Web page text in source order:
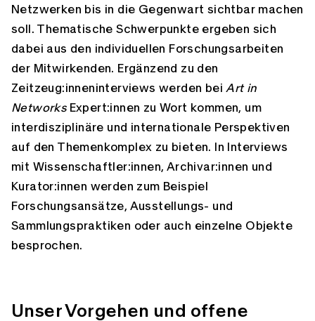
Netzwerken bis in die Gegenwart sichtbar machen
soll. Thematische Schwerpunkte ergeben sich
dabei aus den individuellen Forschungsarbeiten
der Mitwirkenden. Ergänzend zu den
Zeitzeug:inneninterviews werden bei Art in
NetworksExpert:innen zu Wort kommen, um
interdisziplinäre und internationale Perspektiven
auf den Themenkomplex zu bieten. In Interviews
mit Wissenschaftler:innen, Archivar:innen und
Kurator:innen werden zum Beispiel
Forschungsansätze, Ausstellungs- und
Sammlungs­praktiken oder auch einzelne Objekte
besprochen.
Unser Vorgehen und offene